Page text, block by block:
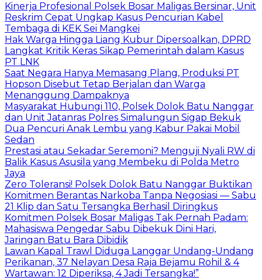
Kinerja Profesional Polsek Bosar Maligas Bersinar, Unit
Reskrim Cepat Ungkap Kasus Pencurian Kabel
Tembaga di KEK Sei Mangkei
Hak Warga Hingga Liang Kubur Dipersoalkan, DPRD
Langkat Kritik Keras Sikap Pemerintah dalam Kasus
PT LNK
Saat Negara Hanya Memasang Plang, Produksi PT
Hopson Disebut Tetap Berjalan dan Warga
Menanggung Dampaknya
Masyarakat Hubungi 110, Polsek Dolok Batu Nanggar
dan Unit Jatanras Polres Simalungun Sigap Bekuk
Dua Pencuri Anak Lembu yang Kabur Pakai Mobil
Sedan
Prestasi atau Sekadar Seremoni? Menguji Nyali RW di
Balik Kasus Asusila yang Membeku di Polda Metro
Jaya
Zero Toleransi! Polsek Dolok Batu Nanggar Buktikan
Komitmen Berantas Narkoba Tanpa Negosiasi — Sabu
21 Klip dan Satu Tersangka Berhasil Diringkus
Komitmen Polsek Bosar Maligas Tak Pernah Padam:
Mahasiswa Pengedar Sabu Dibekuk Dini Hari,
Jaringan Batu Bara Dibidik
Lawan Kapal Trawl Diduga Langgar Undang-Undang
Perikanan, 37 Nelayan Desa Raja Bejamu Rohil & 4
Wartawan: 12 Diperiksa, 4 Jadi Tersangka!”